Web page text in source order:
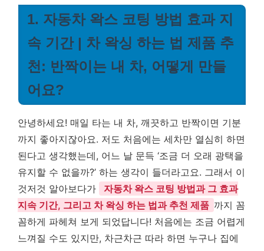
1. 자동차 왁스 코팅 방법 효과 지
속 기간 | 차 왁싱 하는 법 제품 추
천: 반짝이는 내 차, 어떻게 만들
어요?
안녕하세요! 매일 타는 내 차, 깨끗하고 반짝이면 기분
까지 좋아지잖아요. 저도 처음에는 세차만 열심히 하면
된다고 생각했는데, 어느 날 문득 ‘조금 더 오래 광택을
유지할 수 없을까?’ 하는 생각이 들더라고요. 그래서 이
것저것 알아보다가
자동차 왁스 코팅 방법과 그 효과
지속 기간, 그리고 차 왁싱 하는 법과 추천 제품 까지 꼼
꼼하게 파헤쳐 보게 되었답니다! 처음에는 조금 어렵게
느껴질 수도 있지만, 차근차근 따라 하면 누구나 집에